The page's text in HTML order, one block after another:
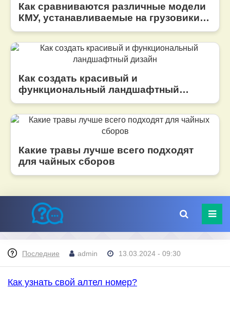
Как сравниваются различные модели
КМУ, устанавливаемые на грузовики
Shacman?
Как создать красивый и
функциональный ландшафтный
дизайн
Какие травы лучше всего подходят
для чайных сборов
Последние admin 13.03.2024 - 09:30
Как узнать свой алтел номер?